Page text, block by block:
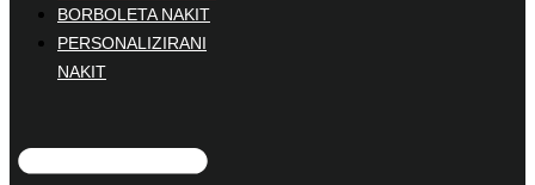
BORBOLETA NAKIT
PERSONALIZIRANI
NAKIT